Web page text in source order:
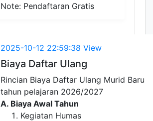
Note: Pendaftaran Gratis
2025-10-12 22:59:38 View
Biaya Daftar Ulang
Rincian Biaya Daftar Ulang Murid Baru
tahun pelajaran 2026/2027
A. Biaya Awal Tahun
Kegiatan Humas